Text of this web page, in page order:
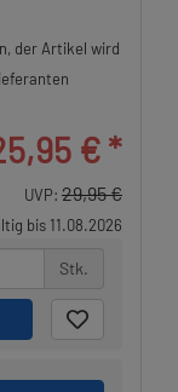
der Artikel wird
€ *
UVP: 29,95 €
bis 11.08.2026
Stk.